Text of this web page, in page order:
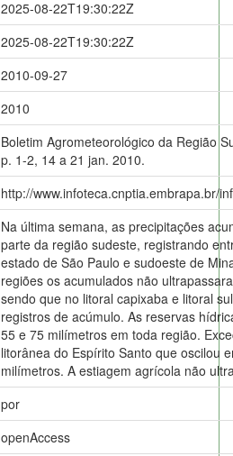
2025-08-22T19:30:22Z
2025-08-22T19:30:22Z
2010-09-27
2010
Boletim Agrometeorológico da Região
p. 1-2, 14 a 21 jan. 2010.
http://www.infoteca.cnptia.embrapa.br/
Na última semana, as precipitações
parte da região sudeste, registrando
estado de São Paulo e sudoeste de
regiões os acumulados não
sendo que no litoral capixaba e litoral
registros de acúmulo. As reservas
55 e 75 milímetros em toda região.
litorânea do Espírito Santo que oscilou
milímetros. A estiagem agrícola não
por
openAccess